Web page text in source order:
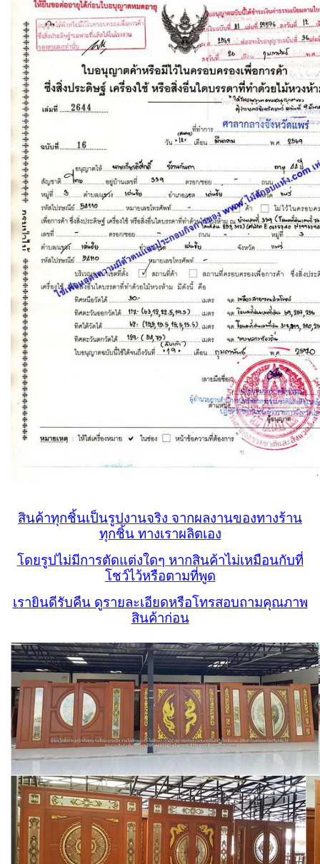
สินค้าทุกชิ้นเป็นรูปงานจริง จากผลงานของทางร้าน
ทุกชิ้น ทางเราผลิตเอง
โดยรูปไม่มีการตัดแต่งใดๆ หากสินค้าไม่เหมือนกับที่
โชว์ไว้หรือตามที่พูด
เรายินดีรับคืน ดูรายละเอียดหรือโทรสอบถามคุณภาพ
สินค้าก่อน